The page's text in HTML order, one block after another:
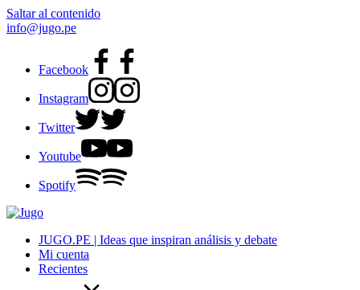
Saltar al contenido
info@jugo.pe
Facebook
Instagram
Twitter
Youtube
Spotify
JUGO.PE | Ideas que inspiran análisis y debate
Mi cuenta
Recientes